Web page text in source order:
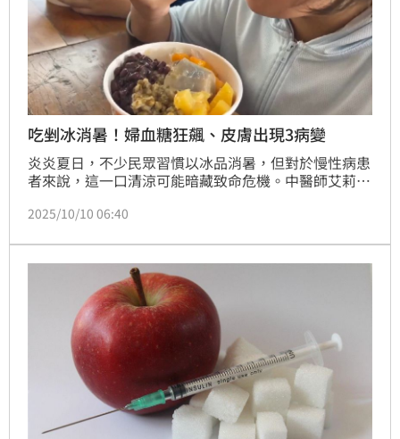
吃剉冰消暑！婦血糖狂飆、皮膚出現3病變
炎炎夏日，不少民眾習慣以冰品消暑，但對於慢性病患
者來說，這一口清涼可能暗藏致命危機。中醫師艾莉絲
2025/10/10 06:40